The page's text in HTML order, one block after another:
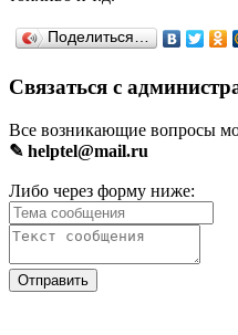
Поделиться…
Связаться с
Все возникающие вопросы
✎ helptel@mail.ru
Либо через форму ниже: